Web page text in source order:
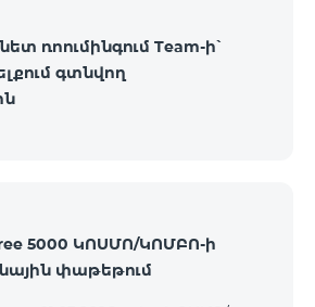
ռոումինգում Team-ի՝
գտնվող
5000 ԿՈՍՄՈ/ԿՈՄԲՈ-ի
փաթեթում